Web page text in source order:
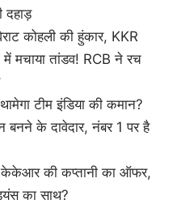
दहाड़
कोहली की हुंकार, KKR
मचाया तांडव! RCB ने रच
टीम इंडिया की कमान?
के दावेदार, नंबर 1 पर है
केकेआर की कप्तानी का ऑफर,
का साथ?